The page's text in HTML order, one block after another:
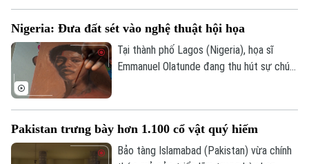
thể trực tiếp cưỡi ngựa lội dưới làn nước
biển mát lành.
Nigeria: Đưa đất sét vào nghệ thuật hội họa
Tại thành phố Lagos (Nigeria), họa sĩ
Emmanuel Olatunde đang thu hút sự chú ý
ra hướng đi mới cho nghệ thuật chân dung
mà còn lan tỏa thông điệp về sử dụng
Pakistan trưng bày hơn 1.100 cổ vật quý hiếm
Bảo tàng Islamabad (Pakistan) vừa chính